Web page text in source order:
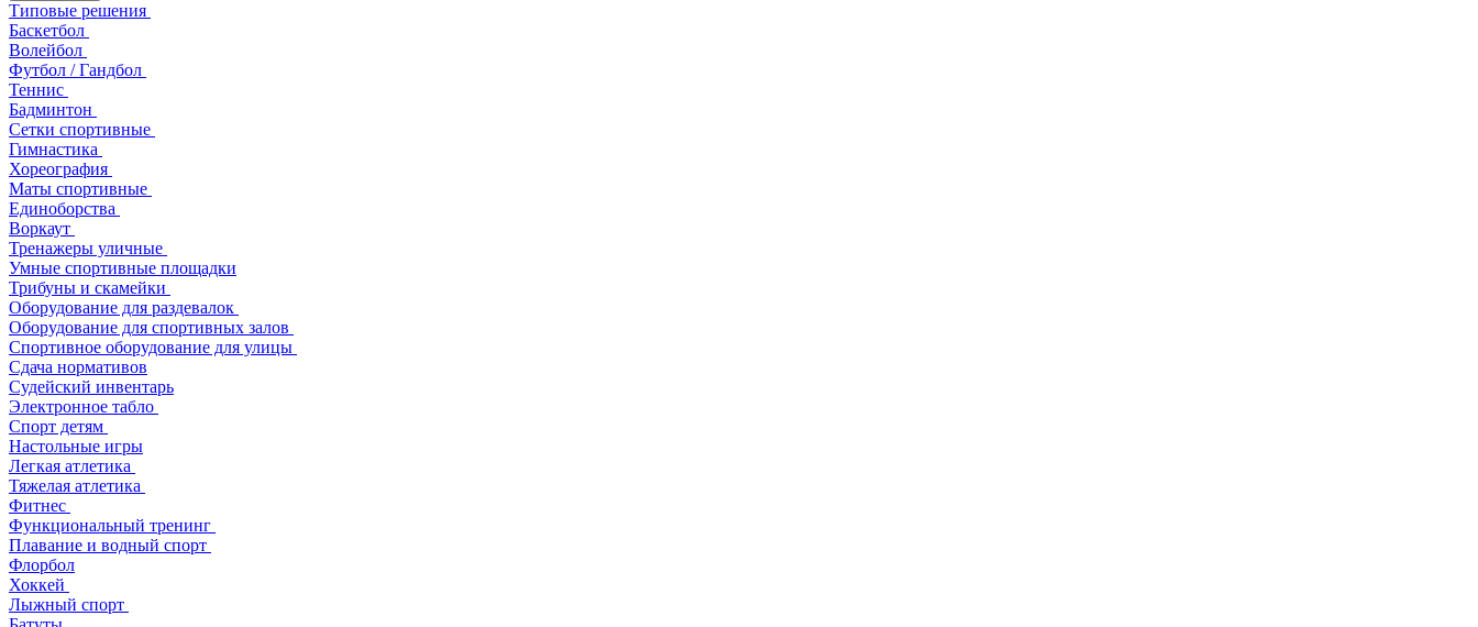
Типовые решения
Баскетбол
Волейбол
Футбол / Гандбол
Теннис
Бадминтон
Сетки спортивные
Гимнастика
Хореография
Маты спортивные
Единоборства
Воркаут
Тренажеры уличные
Умные спортивные площадки
Трибуны и скамейки
Оборудование для раздевалок
Оборудование для спортивных залов
Спортивное оборудование для улицы
Сдача нормативов
Судейский инвентарь
Электронное табло
Спорт детям
Настольные игры
Легкая атлетика
Тяжелая атлетика
Фитнес
Функциональный тренинг
Плавание и водный спорт
Флорбол
Хоккей
Лыжный спорт